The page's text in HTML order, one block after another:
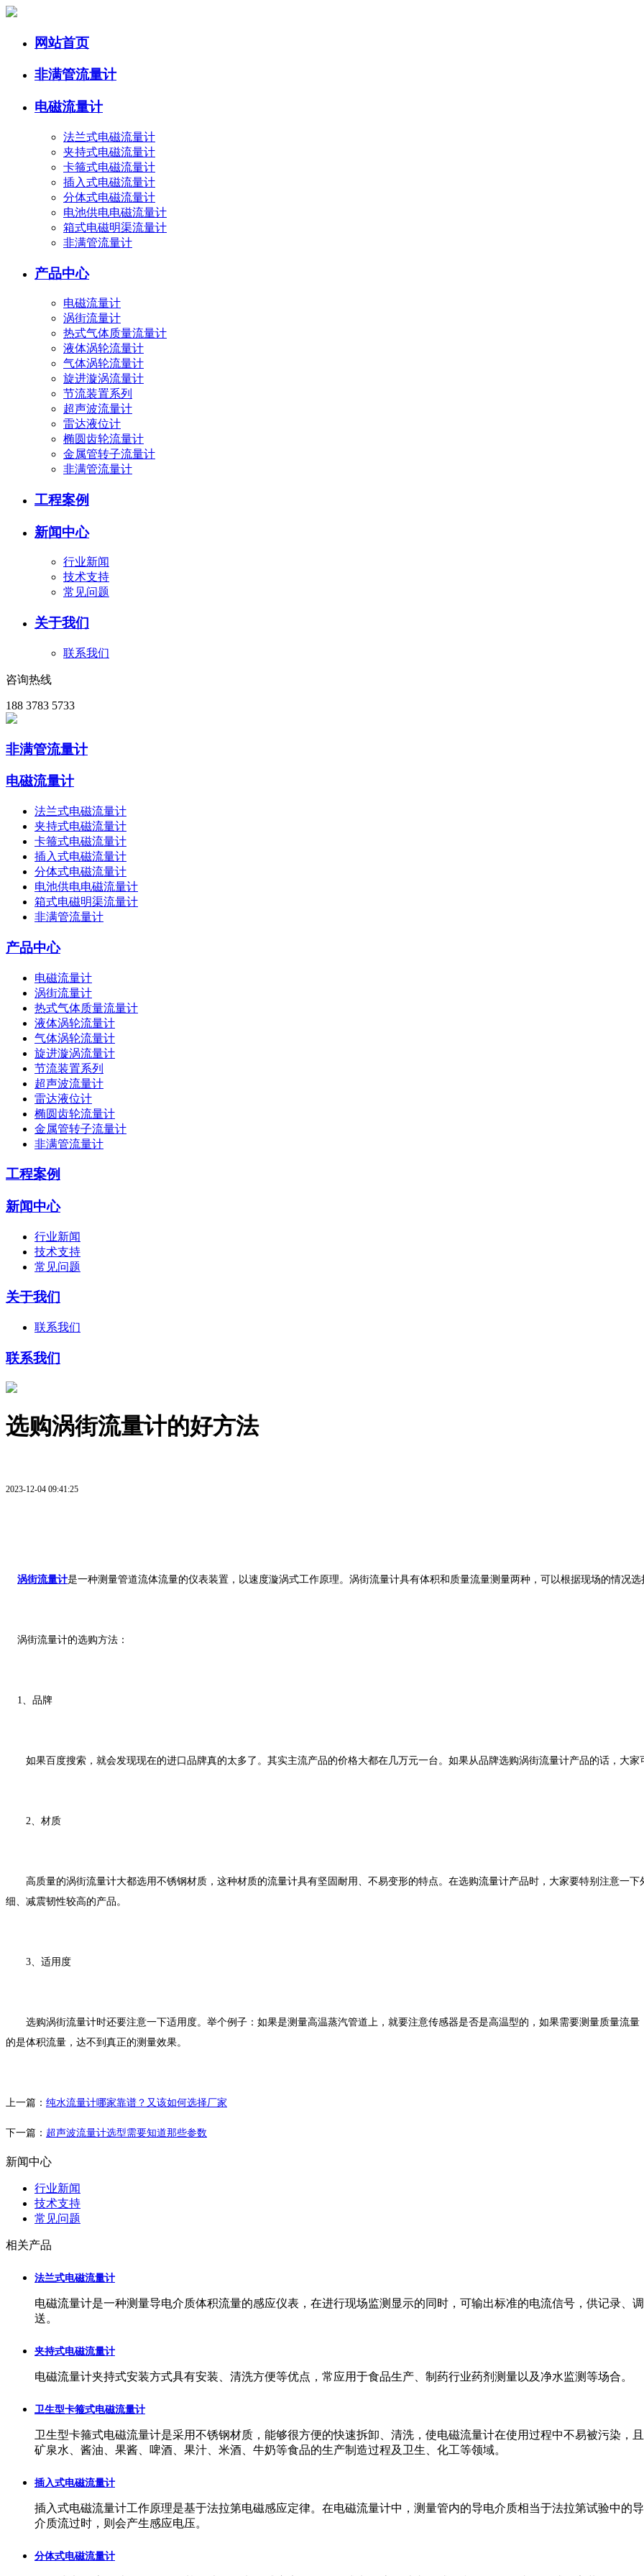
网站首页
非满管流量计
电磁流量计
法兰式电磁流量计
夹持式电磁流量计
卡箍式电磁流量计
插入式电磁流量计
分体式电磁流量计
电池供电电磁流量计
箱式电磁明渠流量计
非满管流量计
产品中心
电磁流量计
涡街流量计
热式气体质量流量计
液体涡轮流量计
气体涡轮流量计
旋进漩涡流量计
节流装置系列
超声波流量计
雷达液位计
椭圆齿轮流量计
金属管转子流量计
非满管流量计
工程案例
新闻中心
行业新闻
技术支持
常见问题
关于我们
联系我们
咨询热线
188 3783 5733
非满管流量计
电磁流量计
法兰式电磁流量计
夹持式电磁流量计
卡箍式电磁流量计
插入式电磁流量计
分体式电磁流量计
电池供电电磁流量计
箱式电磁明渠流量计
非满管流量计
产品中心
电磁流量计
涡街流量计
热式气体质量流量计
液体涡轮流量计
气体涡轮流量计
旋进漩涡流量计
节流装置系列
超声波流量计
雷达液位计
椭圆齿轮流量计
金属管转子流量计
非满管流量计
工程案例
新闻中心
行业新闻
技术支持
常见问题
关于我们
联系我们
联系我们
选购涡街流量计的好方法
2023-12-04 09:41:25
涡街流量计是一种测量管道流体流量的仪表装置，以速度漩涡式工作原理。涡街流量计具有体积和质量流量测量两种，可以根据现场的情况选
涡街流量计的选购方法：
1、品牌
如果百度搜索，就会发现现在的进口品牌真的太多了。其实主流产品的价格大都在几万元一台。如果从品牌选购涡街流量计产品的话，大家
2、材质
高质量的涡街流量计大都选用不锈钢材质，这种材质的流量计具有坚固耐用、不易变形的特点。在选购流量计产品时，大家要特别注意一下
细、减震韧性较高的产品。
3、适用度
选购涡街流量计时还要注意一下适用度。举个例子：如果是测量高温蒸汽管道上，就要注意传感器是否是高温型的，如果需要测量质量流
的是体积流量，达不到真正的测量效果。
上一篇： 纯水流量计哪家靠谱？又该如何选择厂家
下一篇： 超声波流量计选型需要知道那些参数
新闻中心
行业新闻
技术支持
常见问题
相关产品
法兰式电磁流量计
电磁流量计是一种测量导电介质体积流量的感应仪表，在进行现场监测显示的同时，可输出标准的电流信号，供记录、
送。
夹持式电磁流量计
电磁流量计夹持式安装方式具有安装、清洗方便等优点，常应用于食品生产、制药行业药剂测量以及净水监测等场合。
卫生型卡箍式电磁流量计
卫生型卡箍式电磁流量计是采用不锈钢材质，能够很方便的快速拆卸、清洗，使电磁流量计在使用过程中不易被污染，
矿泉水、酱油、果酱、啤酒、果汁、米酒、牛奶等食品的生产制造过程及卫生、化工等领域。
插入式电磁流量计
插入式电磁流量计工作原理是基于法拉第电磁感应定律。在电磁流量计中，测量管内的导电介质相当于法拉第试验中的
介质流过时，则会产生感应电压。
分体式电磁流量计